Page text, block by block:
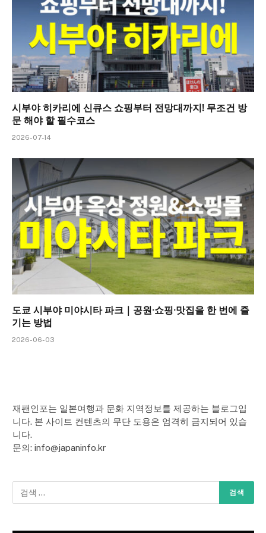
시부야 히카리에 신큐스 쇼핑부터 전망대까지! 무조건 방
문 해야 할 필수코스
2026-07-14
도쿄 시부야 미야시타 파크｜공원·쇼핑·맛집을 한 번에 즐
기는 방법
2026-06-03
재팬인포는 일본여행과 문화 지역정보를 제공하는 블로그입
니다. 본 사이트 컨텐츠의 무단 도용은 엄격히 금지되어 있습
니다.
문의: info@japaninfo.kr